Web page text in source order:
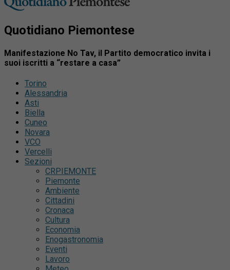
Quotidiano Piemontese
Manifestazione No Tav, il Partito democratico invita i
suoi iscritti a “restare a casa”
Torino
Alessandria
Asti
Biella
Cuneo
Novara
VCO
Vercelli
Sezioni
CRPIEMONTE
Piemonte
Ambiente
Cittadini
Cronaca
Cultura
Economia
Enogastronomia
Eventi
Lavoro